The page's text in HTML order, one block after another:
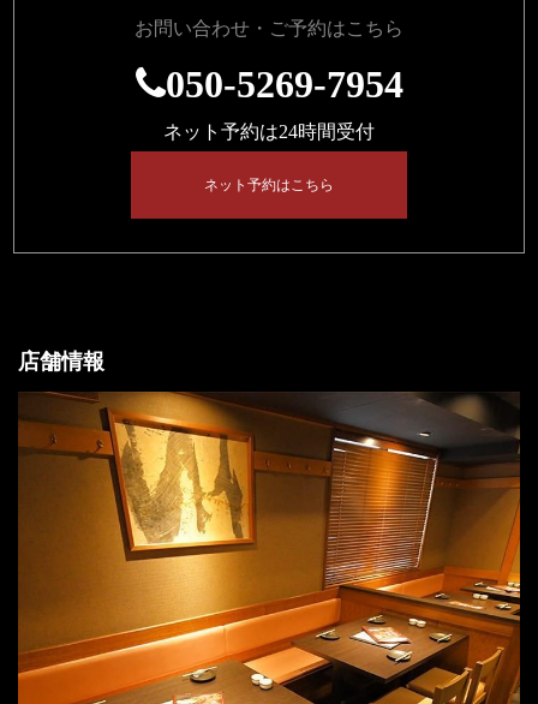
お問い合わせ・ご予約はこちら
050-5269-7954
ネット予約は24時間受付
ネット予約はこちら
店舗情報